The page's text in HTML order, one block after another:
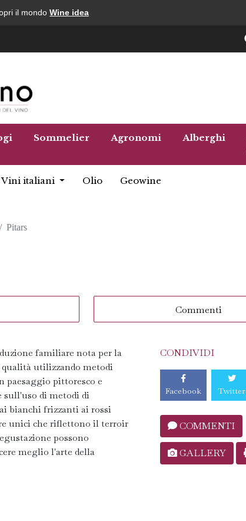
il mondo Wine idea
Sommelier Agronomi Alberghi
Vini italiani Olio Geowine
Pitars
Commenti
familiare nota per la
utilizzando metodi
pittoresco e
sull'uso di metodi di
bianchi frizzanti ai rossi
unici che riflettono il terroir
possono
meglio l'arte della
CONDIVIDI
Facebook Twitter
COMMENTI
GALLERY